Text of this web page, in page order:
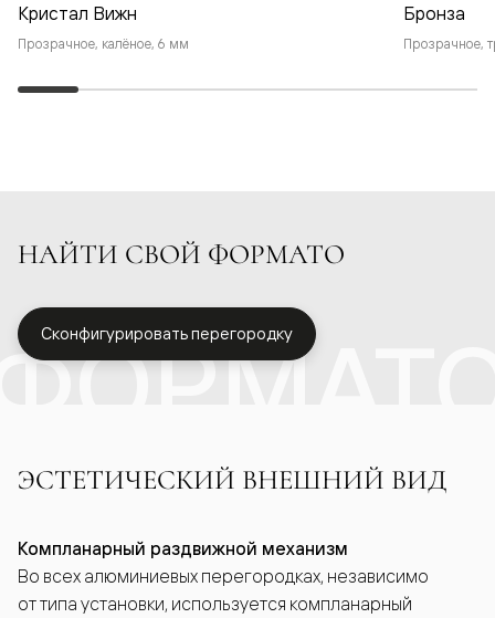
Кристал Вижн
Прозрачное, калёное, 6 мм
Бронза
Прозрачное,
НАЙТИ СВОЙ ФОРМАТО
Сконфигурировать перегородку
ЭСТЕТИЧЕСКИЙ ВНЕШНИЙ ВИД
Компланарный раздвижной механизм
Во всех алюминиевых перегородках, независимо
от типа установки, используется компланарный